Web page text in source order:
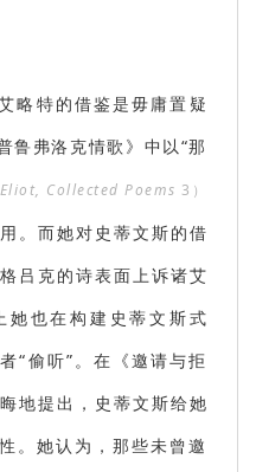
略特的借鉴是毋庸置疑
鲁弗洛克情歌》中以“那
Eliot, Collected Poems 3）
。而她对史蒂文斯的借
吕克的诗表面上诉诸艾
她也在构建史蒂文斯式
“偷听”。在《邀请与拒
地提出，史蒂文斯给她
。她认为，那些未曾邀